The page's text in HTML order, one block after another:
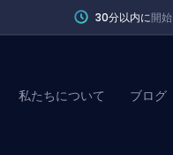
30分以内に開始
私たちについて ブログ